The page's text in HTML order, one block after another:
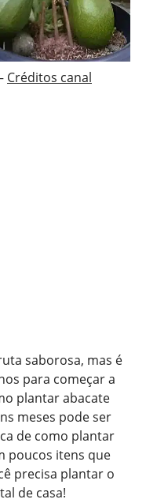
Créditos canal
saborosa, mas é
para começar a
plantar abacate
meses pode ser
de como plantar
poucos itens que
precisa plantar o
de casa!